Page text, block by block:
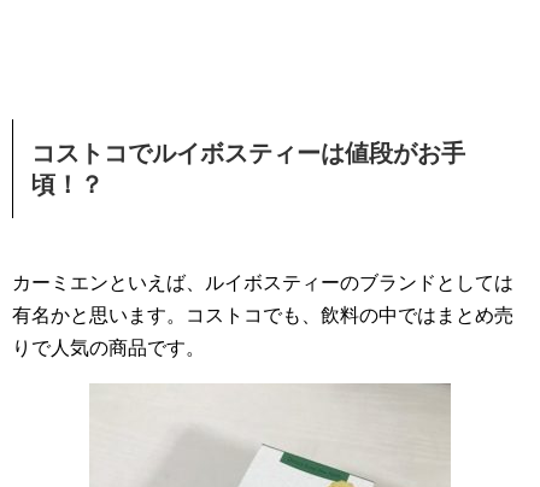
コストコでルイボスティーは値段がお手
頃！？
カーミエンといえば、ルイボスティーのブランドとしては
有名かと思います。コストコでも、飲料の中ではまとめ売
りで人気の商品です。